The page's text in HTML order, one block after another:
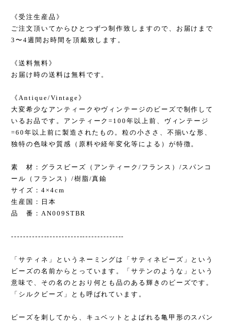
《受注生産品》
ご注文頂いてからひとつずつ制作致しますので、お届けまで
3〜4週間お時間を頂戴致します。
《送料無料》
お届け時の送料は無料です。
《Antique/Vintage》
大変希少なアンティークやヴィンテージのビーズで制作して
いるお品です。アンティーク=100年以上前、ヴィンテージ
=60年以上前に製造されたもの。粒の小ささ、不揃いな形、
独特の色味や質感（原料や経年変化等による）が特徴。
素 材：グラスビーズ（アンティーク/フランス）/スパンコ
ール（フランス）/樹脂/真鍮
サイズ：4×4cm
生産国：日本
品 番：AN009STBR
--------------------------------------
「サティネ」というネーミングは「サティネビーズ」という
ビーズの名前からとっています。「サテンのような」という
意味で、その名のとおり何とも品のある輝きのビーズです。
「シルクビーズ」とも呼ばれています。
ビーズを刺してから、キュベットとよばれる亀甲形のスパン